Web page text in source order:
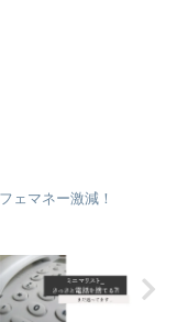
ェマネー激減！